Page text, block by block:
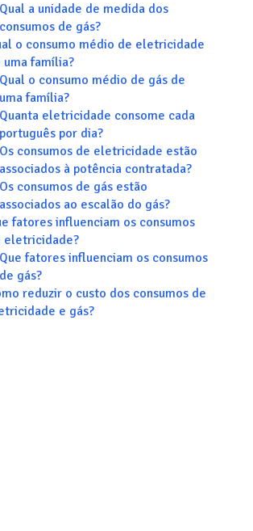
Qual a unidade de medida dos
consumos de gás?
o consumo médio de eletricidade
uma família?
Qual o consumo médio de gás de
uma família?
Quanta eletricidade consome cada
português por dia?
Os consumos de eletricidade estão
associados à potência contratada?
Os consumos de gás estão
associados ao escalão do gás?
fatores influenciam os consumos
eletricidade?
Que fatores influenciam os consumos
de gás?
reduzir o custo dos consumos de
e gás?